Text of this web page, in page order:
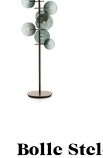
Bolle